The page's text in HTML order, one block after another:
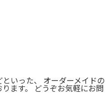
といった、 オーダーメイドの
ます。 どうぞお気軽にお問